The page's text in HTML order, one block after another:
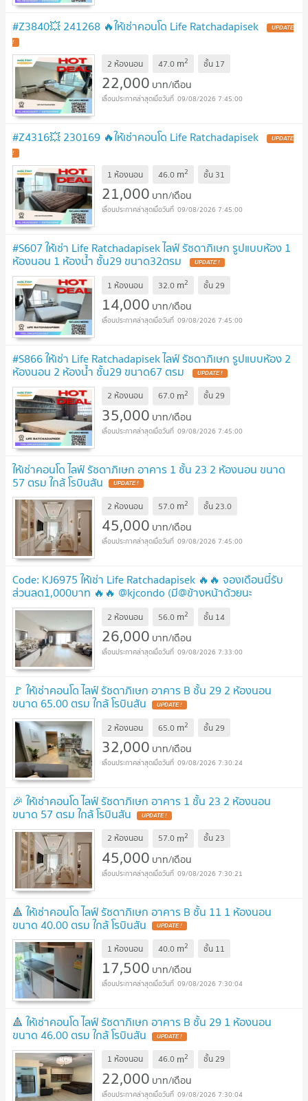
#Z3840💥 241268 🔥ให้เช่าคอนโด Life Ratchadapisek UPDATE
!
2 ห้องนอน 47.0 m2 ชั้น 17
22,000 บาท/เดือน
09/08/2026 7:45:00
#Z4316💥 230169 🔥ให้เช่าคอนโด Life Ratchadapisek UPDATE
!
1 ห้องนอน 46.0 m2 ชั้น 31
21,000 บาท/เดือน
09/08/2026 7:45:00
#S607 ให้เช่า Life Ratchadapisek ไลฟ์ รัชดาภิเษก รูปแบบห้อง 1
ห้องนอน 1 ห้องน้ำ ชั้น29 ขนาด32ตรม UPDATE !
1 ห้องนอน 32.0 m2 ชั้น29
14,000 บาท/เดือน
09/08/2026 7:45:00
#S866 ให้เช่า Life Ratchadapisek ไลฟ์ รัชดาภิเษก รูปแบบห้อง 2
ห้องนอน 2 ห้องน้ำ ชั้น29 ขนาด67 ตรม UPDATE !
2 ห้องนอน 67.0 m2 ชั้น29
35,000 บาท/เดือน
09/08/2026 7:45:00
ให้เช่าคอนโด ไลฟ์ รัชดาภิเษก อาคาร 1 ชั้น 23 2 ห้องนอน ขนาด
57 ตรม ใกล้ โรบินสัน UPDATE !
2 ห้องนอน 57.0 m2 ชั้น23.0
45,000 บาท/เดือน
09/08/2026 7:45:00
Code: KJ6975 ให้เช่า Life Ratchadapisek 🔥🔥 จองเดือนนี้รับ
ส่วนลด1,000บาท 🔥🔥 @kjcondo (มี@ข้างหน้าด้วยนะ
คะ) UPDATE !
2 ห้องนอน 56.0 m2 ชั้น 14
26,000 บาท/เดือน
09/08/2026 7:33:00
🚩 ให้เช่าคอนโด ไลฟ์ รัชดาภิเษก อาคาร B ชั้น 29 2 ห้องนอน
ขนาด 65.00 ตรม ใกล้ โรบินสัน UPDATE !
2 ห้องนอน 65.0 m2 ชั้น29
32,000 บาท/เดือน
09/08/2026 7:30:24
🎉 ให้เช่าคอนโด ไลฟ์ รัชดาภิเษก อาคาร 1 ชั้น 23 2 ห้องนอน
ขนาด 57 ตรม ใกล้ โรบินสัน UPDATE !
2 ห้องนอน 57.0 m2 ชั้น23
45,000 บาท/เดือน
09/08/2026 7:30:21
🔺 ให้เช่าคอนโด ไลฟ์ รัชดาภิเษก อาคาร B ชั้น 11 1 ห้องนอน
ขนาด 40.00 ตรม ใกล้ โรบินสัน UPDATE !
1 ห้องนอน 40.0 m2 ชั้น 11
17,500 บาท/เดือน
09/08/2026 7:30:04
🔺 ให้เช่าคอนโด ไลฟ์ รัชดาภิเษก อาคาร B ชั้น 29 1 ห้องนอน
ขนาด 46.00 ตรม ใกล้ โรบินสัน UPDATE !
1 ห้องนอน 46.0 m2 ชั้น29
22,000 บาท/เดือน
09/08/2026 7:30:04